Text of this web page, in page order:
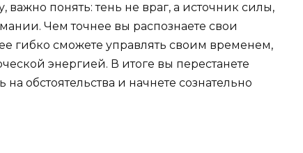
важно понять: тень не враг, а источник силы,
Чем точнее вы распознаете свои
гибко сможете управлять своим временем,
энергией. В итоге вы перестанете
на обстоятельства и начнете сознательно